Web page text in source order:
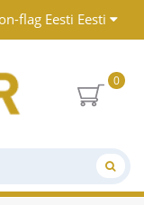
Eesti
0